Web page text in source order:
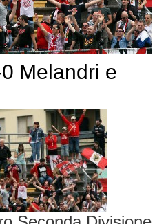
Melandri e